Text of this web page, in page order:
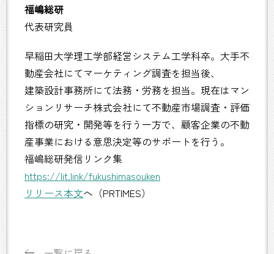
福嶋総研
代表研究員
早稲田大学理工学部経営システム工学科卒。大手不
動産会社にてマーケティング調査を担当後、
建築設計事務所にて法務・労務を担当。現在はマン
ションリサーチ株式会社にて不動産市場調査・評価
指標の研究・開発等を行う一方で、顧客企業の不動
産事業における意思決定等のサポートを行う。
福嶋総研発信リンク集
https://lit.link/fukushimasouken
リリース本文へ（PRTIMES）